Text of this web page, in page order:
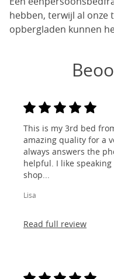
hebben, terwijl al onze
opbergladen kunnen
This is my 3rd bed
amazing quality for a
always answers the
helpful. I like
shop...
Lisa
Read full review